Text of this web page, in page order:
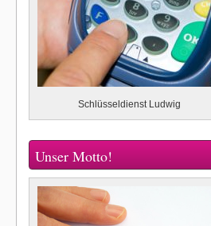
Schlüsseldienst Ludwig
Unser Motto!